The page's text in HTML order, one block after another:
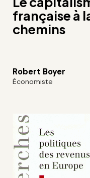
française à
chemins
Robert Boyer
Économiste